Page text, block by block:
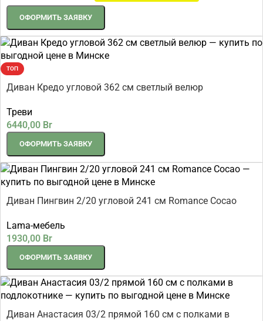
ОФОРМИТЬ ЗАЯВКУ
ТОП
Диван Кредо угловой 362 см светлый велюр
Треви
6440,00 Br
ОФОРМИТЬ ЗАЯВКУ
Диван Пингвин 2/20 угловой 241 см Romance Cocao
Lama-мебель
1930,00 Br
ОФОРМИТЬ ЗАЯВКУ
Диван Анастасия 03/2 прямой 160 см с полками в